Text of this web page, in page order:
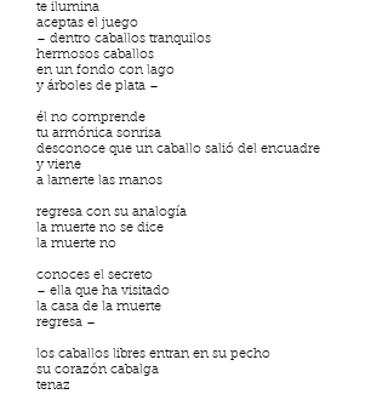
te ilumina
aceptas el juego
– dentro caballos tranquilos
hermosos caballos
en un fondo con lago
y árboles de plata –
él no comprende
tu armónica sonrisa
desconoce que un caballo salió del encuadre
y viene
a lamerte las manos
regresa con su analogía
la muerte no se dice
la muerte no
conoces el secreto
– ella que ha visitado
la casa de la muerte
regresa –
los caballos libres entran en su pecho
su corazón cabalga
tenaz